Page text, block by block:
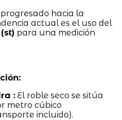
hacia la
actual es el uso del
para una medición
:El roble seco se sitúa
metro cúbico
incluido).